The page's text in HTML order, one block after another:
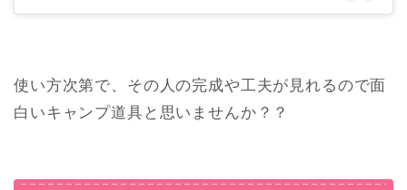
使い方次第で、その人の完成や工夫が見れるので面
白いキャンプ道具と思いませんか？？